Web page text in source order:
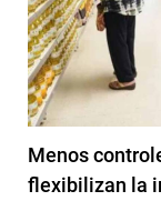
Menos
flexibilizan la